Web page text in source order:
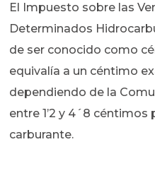
El Impuesto sobre las
Determinados
de ser conocido como
equivalía a un céntimo
dependiendo de la
entre 1’2 y 4´8 céntimos
carburante.